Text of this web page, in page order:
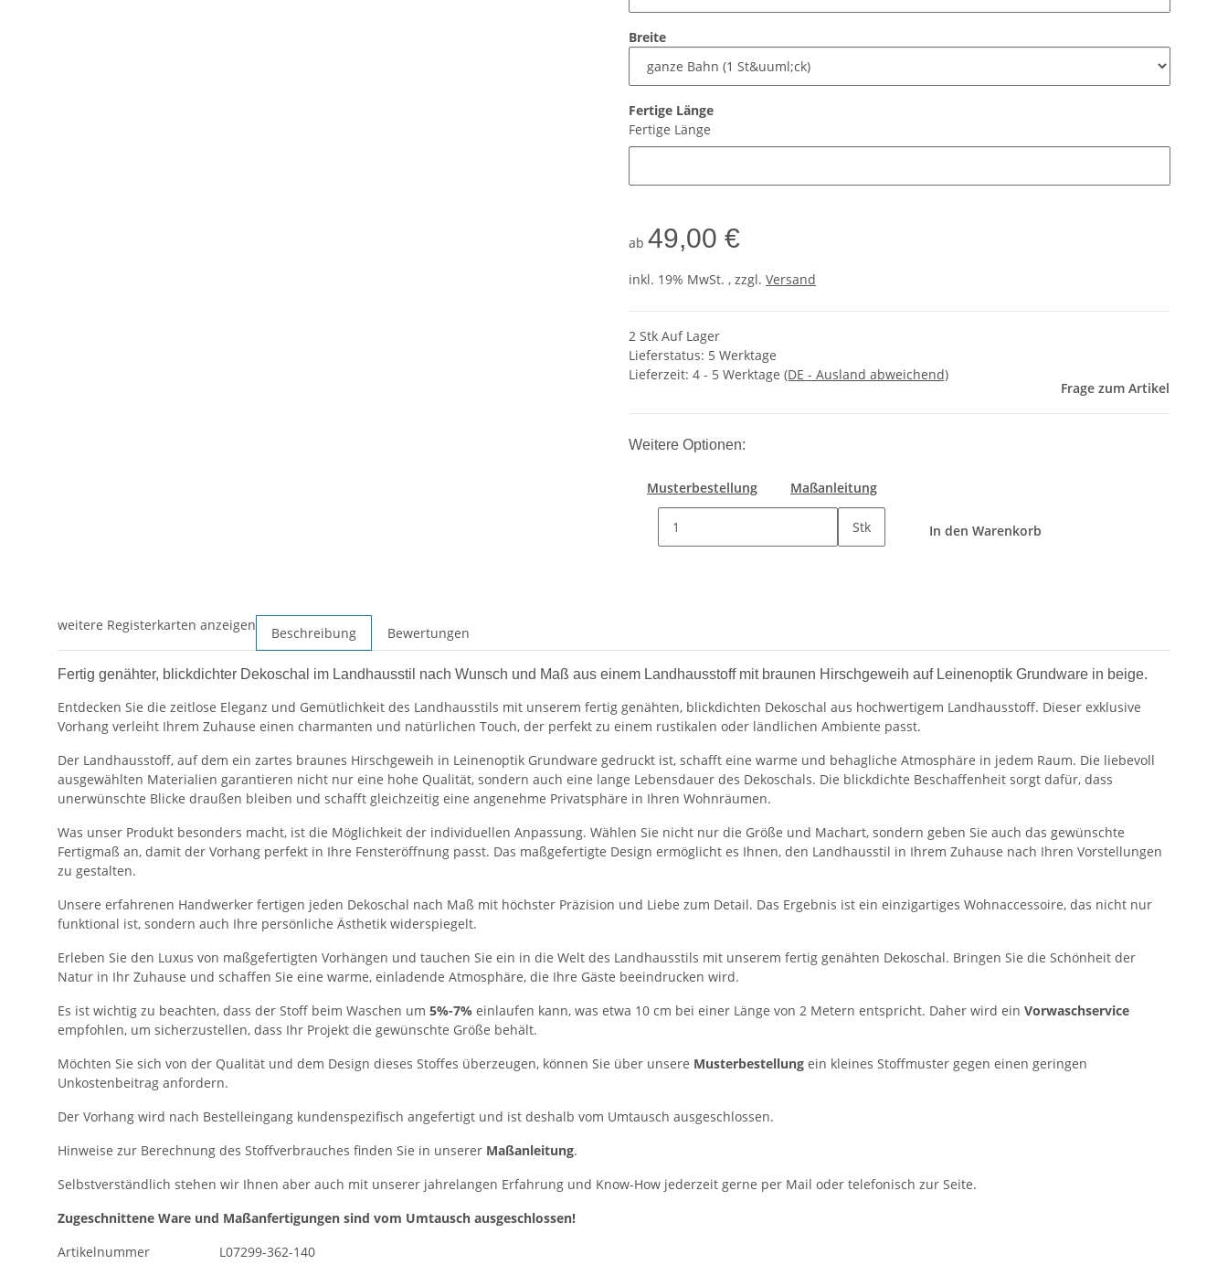
Breite
Fertige Länge
Fertige Länge
ab 49,00 €
inkl. 19% MwSt. , zzgl. Versand
2 Stk Auf Lager
Lieferstatus: 5 Werktage
Lieferzeit: 4 - 5 Werktage (DE - Ausland abweichend)
Frage zum Artikel
Weitere Optionen:
Musterbestellung Maßanleitung
Stk In den Warenkorb
weitere Registerkarten anzeigen Beschreibung Bewertungen
Fertig genähter, blickdichter Dekoschal im Landhausstil nach Wunsch und Maß aus einem Landhausstoff mit braunen Hirschgeweih auf Leinenoptik Grundware in beige.
Entdecken Sie die zeitlose Eleganz und Gemütlichkeit des Landhausstils mit unserem fertig genähten, blickdichten Dekoschal aus hochwertigem Landhausstoff. Dieser exklusive
Vorhang verleiht Ihrem Zuhause einen charmanten und natürlichen Touch, der perfekt zu einem rustikalen oder ländlichen Ambiente passt.
Der Landhausstoff, auf dem ein zartes braunes Hirschgeweih in Leinenoptik Grundware gedruckt ist, schafft eine warme und behagliche Atmosphäre in jedem Raum. Die liebevoll
ausgewählten Materialien garantieren nicht nur eine hohe Qualität, sondern auch eine lange Lebensdauer des Dekoschals. Die blickdichte Beschaffenheit sorgt dafür, dass
unerwünschte Blicke draußen bleiben und schafft gleichzeitig eine angenehme Privatsphäre in Ihren Wohnräumen.
Was unser Produkt besonders macht, ist die Möglichkeit der individuellen Anpassung. Wählen Sie nicht nur die Größe und Machart, sondern geben Sie auch das gewünschte
Fertigmaß an, damit der Vorhang perfekt in Ihre Fensteröffnung passt. Das maßgefertigte Design ermöglicht es Ihnen, den Landhausstil in Ihrem Zuhause nach Ihren Vorstellungen
zu gestalten.
Unsere erfahrenen Handwerker fertigen jeden Dekoschal nach Maß mit höchster Präzision und Liebe zum Detail. Das Ergebnis ist ein einzigartiges Wohnaccessoire, das nicht nur
funktional ist, sondern auch Ihre persönliche Ästhetik widerspiegelt.
Erleben Sie den Luxus von maßgefertigten Vorhängen und tauchen Sie ein in die Welt des Landhausstils mit unserem fertig genähten Dekoschal. Bringen Sie die Schönheit der
Natur in Ihr Zuhause und schaffen Sie eine warme, einladende Atmosphäre, die Ihre Gäste beeindrucken wird.
Es ist wichtig zu beachten, dass der Stoff beim Waschen um 5%-7% einlaufen kann, was etwa 10 cm bei einer Länge von 2 Metern entspricht. Daher wird ein Vorwaschservice
empfohlen, um sicherzustellen, dass Ihr Projekt die gewünschte Größe behält.
Möchten Sie sich von der Qualität und dem Design dieses Stoffes überzeugen, können Sie über unsere Musterbestellung ein kleines Stoffmuster gegen einen geringen
Unkostenbeitrag anfordern.
Der Vorhang wird nach Bestelleingang kundenspezifisch angefertigt und ist deshalb vom Umtausch ausgeschlossen.
Hinweise zur Berechnung des Stoffverbrauches finden Sie in unserer Maßanleitung.
Selbstverständlich stehen wir Ihnen aber auch mit unserer jahrelangen Erfahrung und Know-How jederzeit gerne per Mail oder telefonisch zur Seite.
Zugeschnittene Ware und Maßanfertigungen sind vom Umtausch ausgeschlossen!
Artikelnummer
L07299-362-140